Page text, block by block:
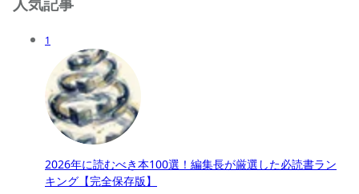
1
2026年に読むべき本100選！編集長が厳選した必読書ラン
キング【完全保存版】